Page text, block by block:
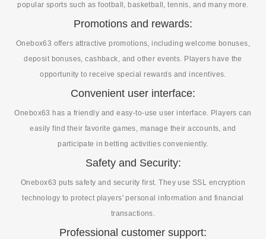
popular sports such as football, basketball, tennis, and many more.
Promotions and rewards:
Onebox63 offers attractive promotions, including welcome bonuses,
deposit bonuses, cashback, and other events. Players have the
opportunity to receive special rewards and incentives.
Convenient user interface:
Onebox63 has a friendly and easy-to-use user interface. Players can
easily find their favorite games, manage their accounts, and
participate in betting activities conveniently.
Safety and Security:
Onebox63 puts safety and security first. They use SSL encryption
technology to protect players' personal information and financial
transactions.
Professional customer support: